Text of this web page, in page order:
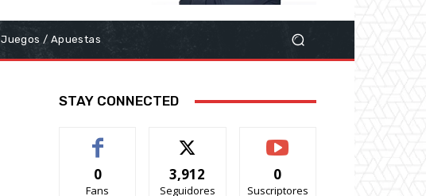
Juegos / Apuestas
STAY CONNECTED
0
Fans
3,912
Seguidores
0
Suscriptores